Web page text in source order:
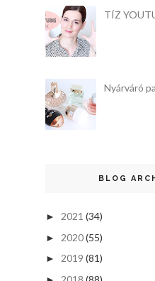
TÍZ
Nyárváró
BLOG
► 2021 (34)
► 2020(55)
► 2019 (81)